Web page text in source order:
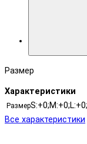
Размер
Характеристики
Размер
Все характеристики